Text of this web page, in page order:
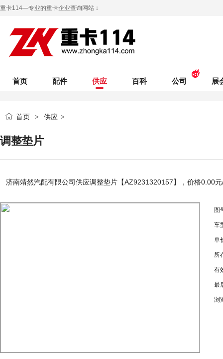
重卡114—专业的重卡企业查询网站 ↓
首页 配件 供应 百科 公司 展
首页 > 供应 >
调整垫片
济南靖然汽配有限公司供应调整垫片【AZ9231320157】，价格0.00
图
车
单
所
有
最
浏